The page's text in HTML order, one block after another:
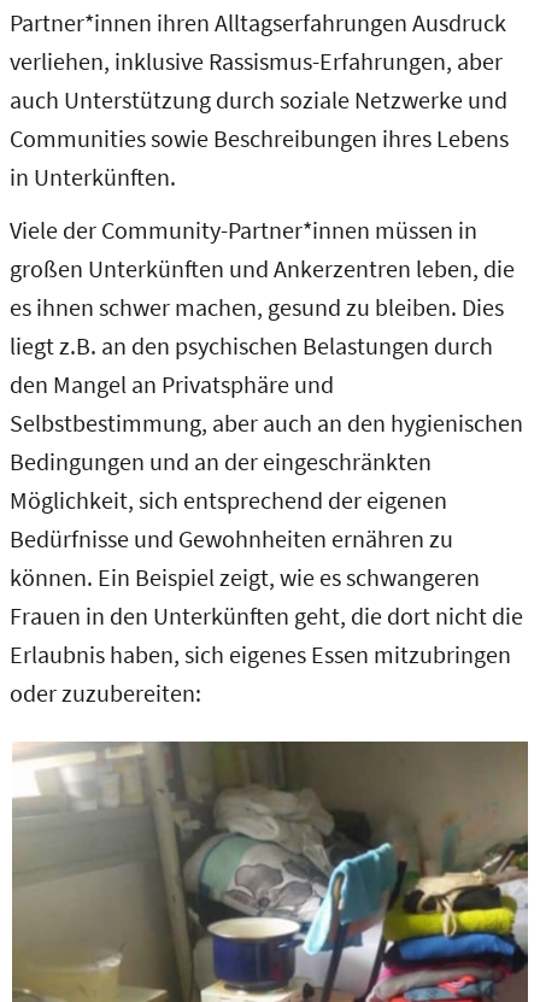
Partner*innen ihren Alltagserfahrungen Ausdruck
verliehen, inklusive Rassismus-Erfahrungen, aber
auch Unterstützung durch soziale Netzwerke und
Communities sowie Beschreibungen ihres Lebens
in Unterkünften.
Viele der Community-Partner*innen müssen in
großen Unterkünften und Ankerzentren leben, die
es ihnen schwer machen, gesund zu bleiben. Dies
liegt z.B. an den psychischen Belastungen durch
den Mangel an Privatsphäre und
Selbstbestimmung, aber auch an den hygienischen
Bedingungen und an der eingeschränkten
Möglichkeit, sich entsprechend der eigenen
Bedürfnisse und Gewohnheiten ernähren zu
können. Ein Beispiel zeigt, wie es schwangeren
Frauen in den Unterkünften geht, die dort nicht die
Erlaubnis haben, sich eigenes Essen mitzubringen
oder zuzubereiten: